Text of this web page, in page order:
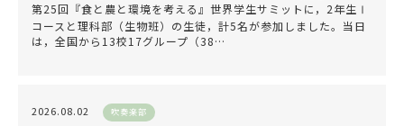
第25回『食と農と環境を考える』世界学生サミットに，2年生Ⅰ
コースと理科部（生物班）の生徒，計5名が参加しました。当日
は，全国から13校17グループ（38…
2026.08.02 吹奏楽部